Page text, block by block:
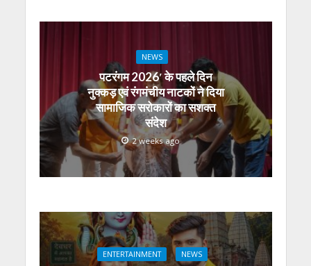
NEWS
पटरंगम 2026′ के पहले दिन
नुक्कड़ एवं रंगमंचीय नाटकों ने दिया
सामाजिक सरोकारों का सशक्त
संदेश
2 weeks ago
ENTERTAINMENT NEWS